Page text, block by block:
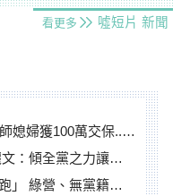
看更多 噓短片 新聞
交保...快步奔離不發一語
全黨之力讓彰化贏
無黨籍忙否認是烏龜